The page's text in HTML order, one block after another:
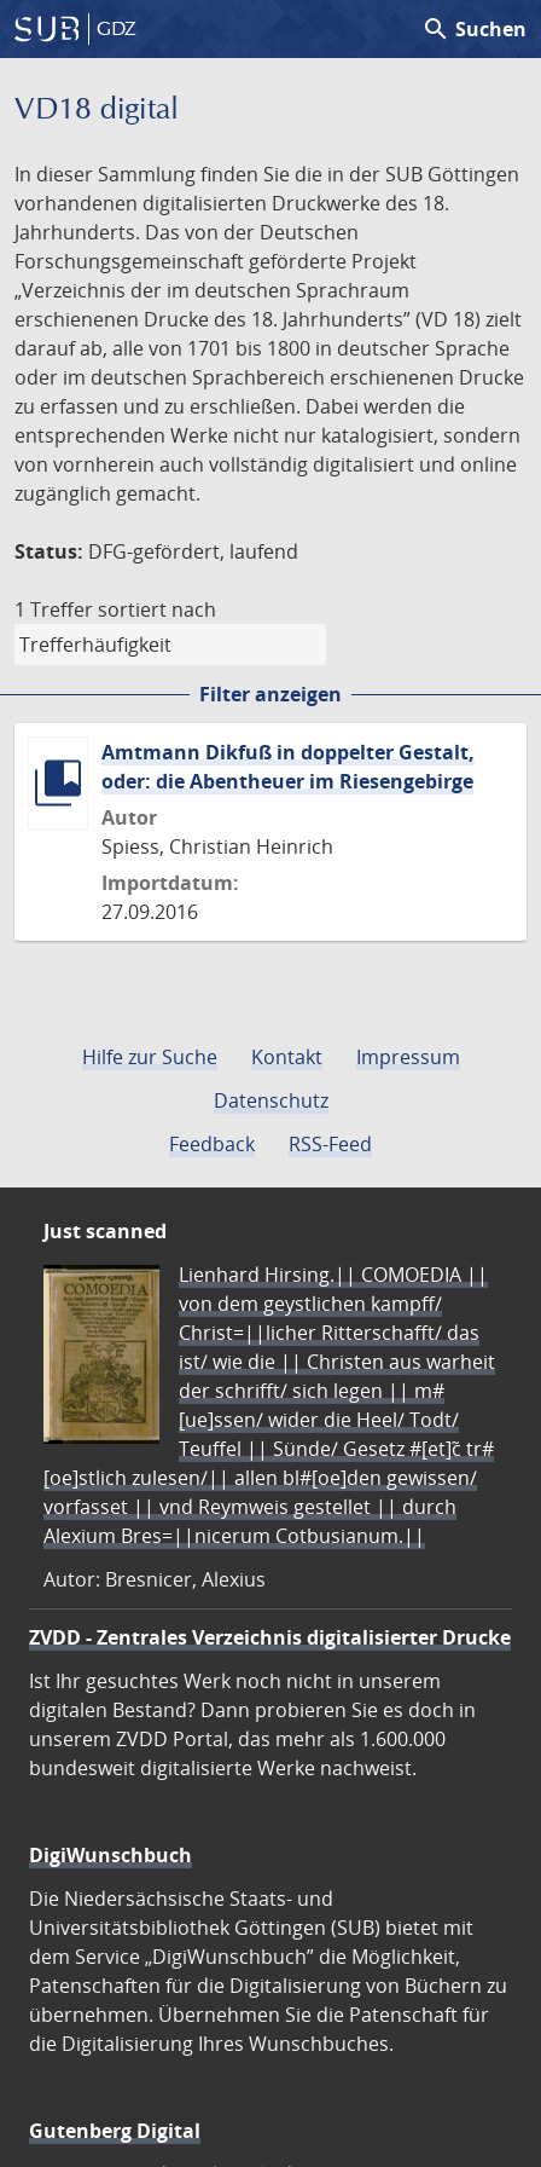
GDZ search Suchen
VD18 digital
In dieser Sammlung finden Sie die in der SUB Göttingen
vorhandenen digitalisierten Druckwerke des 18.
Jahrhunderts. Das von der Deutschen
Forschungsgemeinschaft geförderte Projekt
„Verzeichnis der im deutschen Sprachraum
erschienenen Drucke des 18. Jahrhunderts” (VD 18) zielt
darauf ab, alle von 1701 bis 1800 in deutscher Sprache
oder im deutschen Sprachbereich erschienenen Drucke
zu erfassen und zu erschließen. Dabei werden die
entsprechenden Werke nicht nur katalogisiert, sondern
von vornherein auch vollständig digitalisiert und online
zugänglich gemacht.
Status: DFG-gefördert, laufend
1 Treffer sortiert nach
Filter anzeigen
Amtmann Dikfuß in doppelter Gestalt,
oder: die Abentheuer im Riesengebirge
Autor
Spiess, Christian Heinrich
Importdatum:
27.09.2016
Hilfe zur Suche Kontakt
Impressum
Datenschutz
Feedback
RSS-Feed
Just scanned
Lienhard Hirsing.|| COMOEDIA ||
von dem geystlichen kampff/
Christ=||licher Ritterschafft/ das
ist/ wie die || Christen aus warheit
der schrifft/ sich legen || m#
[ue]ssen/ wider die Heel/ Todt/
Teuffel || Sünde/ Gesetz #[et]c̃ tr#
[oe]stlich zulesen/|| allen bl#[oe]den gewissen/
vorfasset || vnd Reymweis gestellet || durch
Alexium Bres=||nicerum Cotbusianum.||
Autor: Bresnicer, Alexius
ZVDD - Zentrales Verzeichnis digitalisierter Drucke
Ist Ihr gesuchtes Werk noch nicht in unserem
digitalen Bestand? Dann probieren Sie es doch in
unserem ZVDD Portal, das mehr als 1.600.000
bundesweit digitalisierte Werke nachweist.
DigiWunschbuch
Die Niedersächsische Staats- und
Universitätsbibliothek Göttingen (SUB) bietet mit
dem Service „DigiWunschbuch” die Möglichkeit,
Patenschaften für die Digitalisierung von Büchern zu
übernehmen. Übernehmen Sie die Patenschaft für
die Digitalisierung Ihres Wunschbuches.
Gutenberg Digital